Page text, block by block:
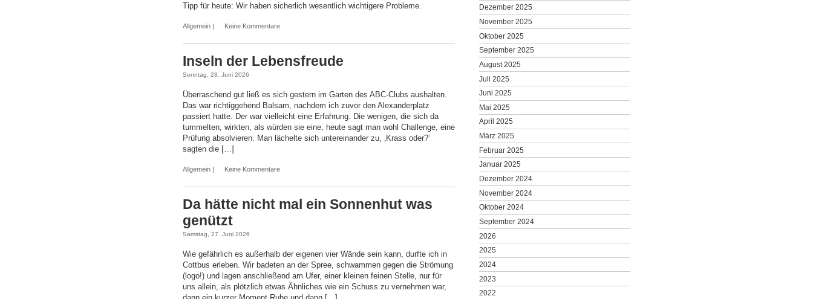
Tipp für heute: Wir haben sicherlich wesentlich wichtigere Probleme.
Allgemein | Keine Kommentare
Inseln der Lebensfreude
Sonntag, 28. Juni 2026
Überraschend gut ließ es sich gestern im Garten des ABC-Clubs aushalten.
Das war richtiggehend Balsam, nachdem ich zuvor den Alexanderplatz
passiert hatte. Der war vielleicht eine Erfahrung. Die wenigen, die sich da
tummelten, wirkten, als würden sie eine, heute sagt man wohl Challenge, eine
Prüfung absolvieren. Man lächelte sich untereinander zu, ‚Krass oder?‘
sagten die […]
Allgemein | Keine Kommentare
Da hätte nicht mal ein Sonnenhut was
genützt
Samstag, 27. Juni 2026
Wie gefährlich es außerhalb der eigenen vier Wände sein kann, durfte ich in
Cottbus erleben. Wir badeten an der Spree, schwammen gegen die Strömung
(logo!) und lagen anschließend am Ufer, einer kleinen feinen Stelle, nur für
uns allein, als plötzlich etwas Ähnliches wie ein Schuss zu vernehmen war,
Dezember 2025
November 2025
Oktober 2025
September 2025
August 2025
Juli 2025
Juni 2025
Mai 2025
April 2025
März 2025
Februar 2025
Januar 2025
Dezember 2024
November 2024
Oktober 2024
September 2024
2026
2025
2024
2023
2022